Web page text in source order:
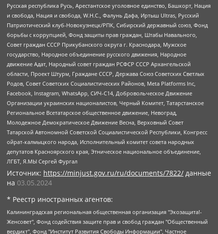
Русская республика Русь, Арестантское уголовное единство, Башкорт, Нация
и свобода, Нация и свобода, W.H.С., Фалунь Дафа, Иртыш Ultras, Русский
Патриотический клуб-Новокузнецк/РПК, Сибирский державный союз, Фонд
борьбы с коррупцией, Фонд защиты прав граждан, Штабы Навального,
Совет граждан СССР Прикубанского округа г. Краснодара, Мужское
государство, Народное объединение русского движения, Народное
движение Адат, Народный совет граждан РСФСР СССР Архангельской
области, Проект Штурм, Граждане СССР, Держава Союз Советских Светлых
Родов, Совет Советских Социалистических Районов, Meta Platforms Inc,
Facebook, Instagram, WhatsApp, СИЧ-С14, Добровольческое Движение
Организации украинских националистов, Черный Комитет, Татарстанское
Региональное Всетатарское общественное движение, Невоград,
Молодежное Демократическое Движение Весна, Верховный Совет
Татарской Автономной Советской Социалистической Республики, Конгресс
ойрат-калмыцкого народа, Исполнительный комитет совета народных
депутатов Красноярского края, Этническое национальное объединение,
ЛГБТ, Я.МЫ Сергей Фургал
Источник: https://minjust.gov.ru/ru/documents/7822/ данные
на 03.05.2024
* Реестр иностранных агентов:
Калининградская региональная общественная организация "Экозащита!-Женсовет", Фонд содействия защите прав и свобод граждан "Общественный вердикт", Фонд "Институт Развития Свободы Информации", Частное учреждение "Информационное агентство МЕМО. РУ", Региональная общественная организация "Общественная комиссия по сохранению наследия академика Сахарова", Фонд поддержки свободы прессы, Санкт-Петербургская общественная правозащитная организация "Гражданский контроль", Межрегиональная общественная организация "Информационно-просветительский центр "Мемориал", Региональный Фонд "Центр Защиты Прав Средств Массовой Информации", с 05.12.2023 Фонд "Центр Защиты Прав Средств массовой информации", Региональная общественная благотворительная организация помощи беженцам и мигрантам "Гражданское содействие", Негосударственное образовательное учреждение дополнительного профессионального образования (повышение квалификации) специалистов "АКАДЕМИЯ ПО ПРАВАМ ЧЕЛОВЕКА", Свердловская региональная общественная организация "Сутяжник", Автономная некоммерческая организация "Центр независимых социологических исследований", Союз общественных объединений "Российский исследовательский центр по правам человека", Региональное общественное учреждение научно-информационный центр "МЕМОРИАЛ", Некоммерческая организация "Фонд защиты гласности", Автономная некоммерческая организация "Институт прав человека", Городская общественная организация "Екатеринбургское общество "МЕМОРИАЛ", Городская общественная организация "Рязанское историко-просветительское и правозащитное общество "Мемориал" (Рязанский Мемориал), Челябинский региональный орган общественной самодеятельности – женское общественное объединение "Женщины Евразии", Челябинский региональный орган общественной самодеятельности "Уральская правозащитная группа", Фонд содействия защите здоровья и социальной справедливости имени Андрея Рылькова, Автономная Некоммерческая Организация "Аналитический Центр Юрия Левады", Автономная некоммерческая организация социальной поддержки населения "Проект Апрель", Региональная общественная организация помощи женщинам и детям, находящимся в кризисной ситуации "Информационно-методический центр "Анна", Фонд содействия развитию массовых коммуникаций и правовому просвещению "Так-так-Так", Фонд содействия устойчивому развитию "Серебряная тайга", Свердловский региональный общественный фонд социальных проектов "Новое время", "Idel.Реалии", Кавказ.Реалии, Крым.Реалии, Телеканал Настоящее Время, Татаро-башкирская служба Радио Свобода (Azatliq Radiosi), Радио Свободная Европа/Радио Свобода (PCE/PC), "Сибирь.Реалии", "Фактограф", Благотворительный фонд помощи осужденным и их семьям, Автономная некоммерческая организация "Институт глобализации и социальных движений", Фонд "В защиту прав заключенных", Частное учреждение "Центр поддержки и содействия развитию средств массовой информации", Пензенский региональный общественный благотворительный фонд "Гражданский союз", "Север.Реалии", Некоммерческая организация Фонд "Правовая инициатива", Общество с ограниченной ответственностью "Радио Свободная Европа/Радио Свобода", Чешское информационное агентство "MEDIUM-ORIENT", Красноярская региональная общественная организация "Мы против СПИДа", Камалягин Денис Николаевич, Маркелов Сергей Евгеньевич, Пономарев Лев Александрович, Савицкая Людмила Алексеевна, Автономная некоммерческая организация "Центр по работе с проблемой насилия "НАСИЛИЮ.НЕТ", Межрегиональный профессиональный союз работников здравоохранения "Альянс врачей", Юридическое лицо, зарегистрированное в Латвийской Республике, SIA "Medusa Project" (регистрационный номер 40103797863, дата регистрации 10.06.2014), Некоммерческая организация "Фонд по борьбе с коррупцией", Автономная некоммерческая организация "Институт права и публичной политики", Баданин Роман Сергеевич, Гликин Максим Александрович, Железнова Мария Михайловна, Лукьянова Юлия Сергеевна, Маетная Елизавета Витальевна, Маняхин Петр Борисович, Чуракова Ольга Владимировна, Ярош Юлия Петровна, Юридическое лицо "The Insider SIA", зарегистрированное в Риге, Латвийская Республика (дата регистрации 26.06.2015), являющееся администратором доменного имени интернет-издания "The Insider SIA", https://theins.ru, Постернак Алексей Евгеньевич, Рубин Михаил Аркадьевич, Анин Роман Александрович, Юридическое лицо Istories fonds, зарегистрированное в Латвийской Республике (регистрационный номер 50008295751, дата регистрации 24.02.2020), Великовский Дмитрий Александрович, Долинина Ирина Николаевна, Мароховская Алеся Алексеевна, Шлейнов Роман Юрьевич, Шмагун Олеся Валентиновна, Общество с ограниченной ответственностью "Альтаир 2021", Общество с ограниченной ответственностью "Вега 2021", Общество с ограниченной ответственностью "Главный редактор 2021", Общество с ограниченной ответственностью "Ромашки монолит", Важенков Артем Валерьевич, Ивановская областная общественная организация "Центр гендерных исследований", Гурман Юрий Альбертович, Медиапроект "ОВД-Инфо", Егоров Владимир Владимирович, Жилинский Владимир Александрович, Общество с ограниченной ответственностью "ЗП", Иванова София Юрьевна, Карезина Инна Павловна, Кильтау Екатерина Викторовна, Петров Алексей Викторович, Пискунов Сергей Евгеньевич, Смирнов Сергей Сергеевич, Тихонов Михаил Сергеевич, Общество с ограниченной ответственностью "ЖУРНАЛИСТ-ИНОСТРАННЫЙ АГЕНТ", Арапова Галина Юрьевна, Вольтская Татьяна Анатольевна, Американская компания "Mason G.E.S. Anonymous Foundation" (США), являющаяся владельцем интернет-издания https://mnews.world/, Компания "Stichting Bellingcat", зарегистрированная в Нидерландах (дата регистрации 11.07.2018), Захаров Андрей Вячеславович, Клепиковская Екатерина Дмитриевна, Общество с ограниченной ответственностью "МЕМО", Перл Роман Александрович, Симонов Евгений Алексеевич, Соловьева Елена Анатольевна, Сотников Даниил Владимирович, Сурначева Елизавета Дмитриевна, Автономная некоммерческая организация по защите прав человека и информированию населения "Якутия – Наше Мнение", Общество с ограниченной ответственностью "Москоу диджитал медиа", с 26.01.2023 Общество с ограниченной ответственностью "Чайка Белые сады", Ветошкина Валерия Валерьевна, Заговора Максим Александрович, Межрегиональное общественное движение "Российская ЛГБТ - сеть", Оленичев Максим Владимирович, Павлов Иван Юрьевич, Скворцова Елена Сергеевна, Общество с ограниченной ответственностью "Как бы инагент", Кочетков Игорь Викторович, Общество с ограниченной ответственностью "Честные выборы", Еланчик Олег Александрович, Общество с ограниченной ответственностью "Нобелевский призыв", Гималова Регина Эмилевна, Григорьев Андрей Валерьевич, Григорьева Алина Александровна, Ассоциация по содействию защите прав призывников, альтернативнослужащих и военнослужащих "Правозащитная группа "Гражданин.Армия.Право", Хисамова Регина Фаритовна, Автономная некоммерческая организация по реализации социально-правовых программ "Лилит", Дальневосточное общественное движение "Маяк", Санкт-Петербургская ЛГБТ-инициативная группа "Выход", Инициативная группа ЛГБТ+ "Реверс", Алексеев Андрей Викторович, Бекбулатова Таисия Львовна, Беляев Иван Михайлович, Владыкина Елена Сергеевна, Гельман Марат Александрович, Никульшина Вероника Юрьевна, Толоконникова Надежда Андреевна, Шендерович Виктор Анатольевич, Общество с ограниченной ответственностью "Данное сообщение", Общество с ограниченной ответственностью Издательский дом "Новая глава", Айнбиндер Александра Александровна, Московский комьюнити-центр для ЛГБТ+инициатив, Благотворительный фонд развития филантропии, Deutsche Welle (Германия, Kurt-Schumacher-Strasse 3, 53113 Bonn), Борзунова Мария Михайловна, Воробьев Виктор Викторович, Голубева Анна Львовна, Константинова Алла Михайловна, Малкова Ирина Владимировна, Мурадов Мурад Абдулгалимович, Осетинская Елизавета Николаевна, Понасенков Евгений Николаевич, Ганапольский Матвей Юрьевич, Киселев Евгений Алексеевич, Борухович Ирина Григорьевна, Дремин Иван Тимофеевич, Дубровский Дмитрий Викторович, Красноярская региональная общественная организация поддержки и развития альтернативных образовательных технологий и межкультурных коммуникаций "ИНТЕРРА", Маяковская Екатерина Алексеевна, Фейгин Марк Захарович, Филимонов Андрей Викторович, Дзугкоева Регина Николаевна, Доброхотов Роман Александрович, Дудь Юрий Александрович, Елкин Сергей Владимирович, Кругликов Кирилл Игоревич, Сабунаева Мария Леонидовна, Семенов Алексей Владимирович, Шаинян Карен Багратович, Шульман Екатерина Михайловна, Асафьев Артур Валерьевич, Вахштайн Виктор Семенович, Венедиктов Алексей Алексеевич, Лушникова Екатерина Евгеньевна, Волков Леонид Михайлович, Невзоров Александр Глебович, Пархоменко Сергей Борисович, Сироткин Ярослав Николаевич, Кара-Мурза Владимир Владимирович, Баранова Наталья Владимировна, Гозман Леонид Яковлевич, Кагарлицкий Борис Юльевич, Климарев Михаил Валерьевич, Милов Владимир Станиславович, Автономная некоммерческая организация Краснодарский центр современного искусства "Типография", Моргенштерн Алишер Тагирович, Соболь Любовь Эдуардовна, Общество с ограниченной ответственностью "ЛИЗА НОРМ", Каспаров Гарри Кимович, Ходорковский Михаил Борисович, Общество с ограниченной ответственностью "Апрельские тезисы", Данилович Ирина Брониславовна, Кашин Олег Владимирович, Петров Николай Владимирович, Пивоваров Алексей Владимирович, Соколов Михаил Владимирович, Цветкова Юлия Владимировна, Чичваркин Евгений Александрович, Комитет против пыток/Команда против пыток, Общество с ограниченной ответственностью "Первый научный", Общество с ограниченной ответственностью "Вертолет и ко", Белоцерковская Вероника Борисовна, Кац Максим Евгеньевич, Лазарева Татьяна Юрьевна, Шаведдинов Руслан Табризович, Яшин Илья Валерьевич, Общество с ограниченной ответственностью "Иноагент ААВ", Алешковский Дмитрий Петрович, Альбац Евгения Марковна, Быков Дмитрий Львович, Галямина Юлия Евгеньевна, Лойко Сергей Леонидович, Мартынов Кирилл Константинович, Медведев Сергей Александрович, Крашенинников Федор Геннадиевич, Гордеева Катерина Вл